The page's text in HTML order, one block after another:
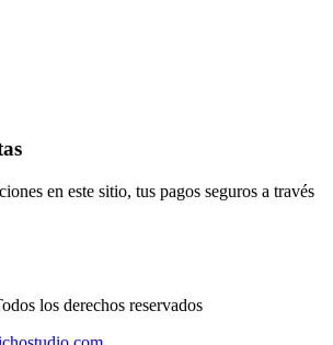
en este sitio, tus pagos seguros a través
los derechos reservados